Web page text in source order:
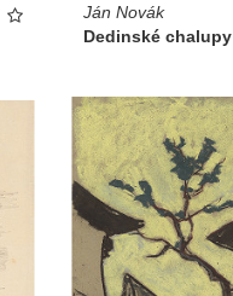
Ján Novák
Dedinské chalupy